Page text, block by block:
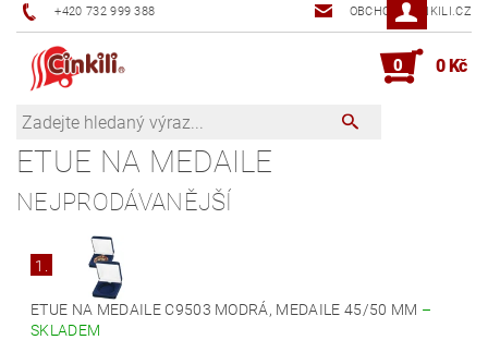
+420 732 999 388 OBCHOD@CINKILI.CZ
0 0 Kč
ETUE NA MEDAILE
NEJPRODÁVANĚJŠÍ
1.
ETUE NA MEDAILE C9503 MODRÁ, MEDAILE 45/50 MM –
SKLADEM